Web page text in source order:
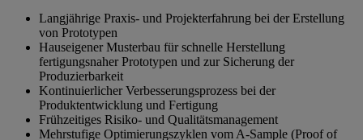
Langjährige Praxis- und Projekterfahrung bei der Erstellung
von Prototypen
Hauseigener Musterbau für schnelle Herstellung
fertigungsnaher Prototypen und zur Sicherung der
Produzierbarkeit
Kontinuierlicher Verbesserungsprozess bei der
Produktentwicklung und Fertigung
Frühzeitiges Risiko- und Qualitätsmanagement
Mehrstufige Optimierungszyklen vom A-Sample (Proof of